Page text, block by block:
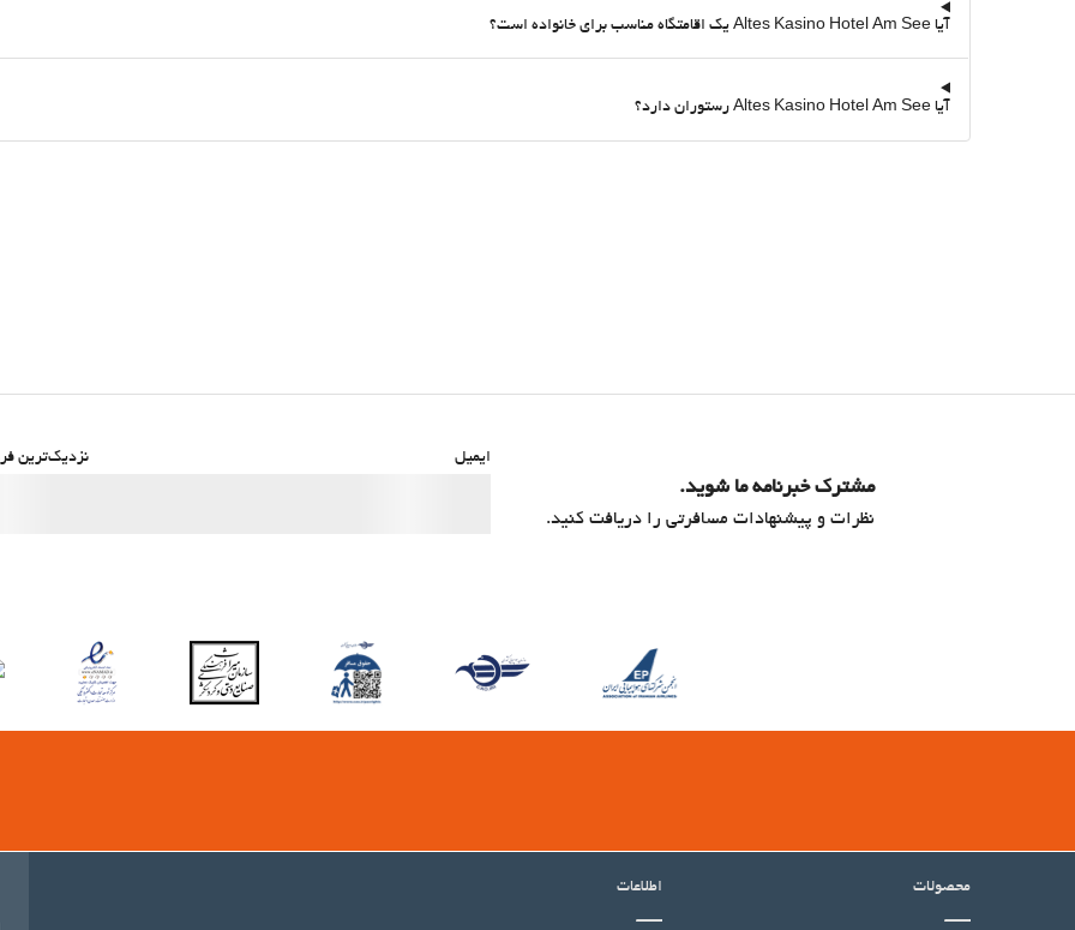
آیا Altes Kasino Hotel Am See یک اقامتگاه مناسب برای خانواده است؟
آیا Altes Kasino Hotel Am See رستوران دارد؟
مشترک خبرنامه ما شوید.
نظرات و پیشنهادات مسافرتی را دریافت کنید.
ایمیل نزدیک‌ترین
محصولات اطلاعات